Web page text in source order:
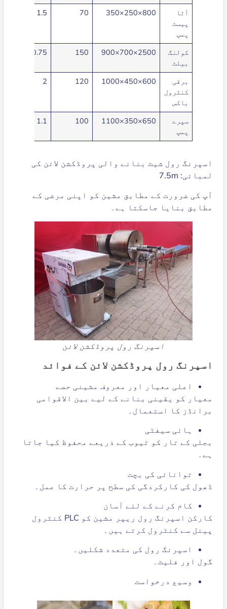
آٹا
پیسٹ
پمپ
800×250×350
70
1.5
کولنگ
بیلٹ
2500×700×900
150
0.75
برقی
کنٹرول
باکس
600×450×1000
120
2
سپرے
پمپ
650×350×1100
100
1.1
اسپرنگ رول شیٹ بنانے والی پروڈکشن لائن کی
لمبائی: 7.5m
آپ کی ضرورت کے مطابق مشین کو اپنی مرضی کے
مطابق بنایا جاسکتا ہے۔
اسپرنگ رول پروڈکشن لائن
اسپرنگ رول پروڈکشن لائن کے فوائد
اعلی معیار اور معروف مشینی حصے
معیار کو یقینی بنانے کے لیے بین الاقوامی
برانڈز کا استعمال۔
ہائی سیفٹی
بجلی کے تار کو ٹیوب کے ذریعے محفوظ کیا جاتا
ہے۔
توانائی کی بچت
ڈھول کی کارکردگی کی سطح پر حرارت کا عمل۔
کام کرنے کے لئے آسان
کارکن اسپرنگ رول ریپر مشین کو PLC کنٹرول
پینل سے کنٹرول کرتے ہیں۔
اسپرنگ رول کی متعدد شکلیں۔
گول اور فلیٹ۔
وسیع درخواست